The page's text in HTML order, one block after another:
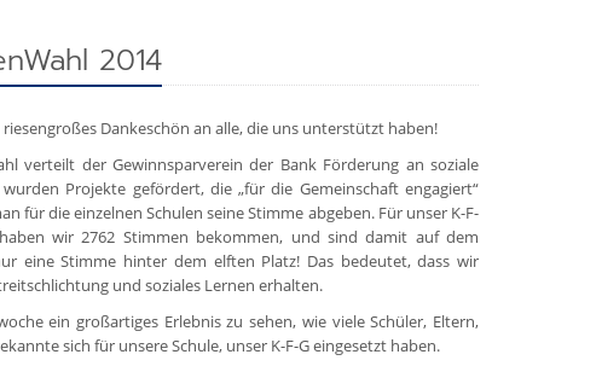
2014
Dankeschön an alle, die uns unterstützt haben!
verteilt der Gewinnsparverein der Bank Förderung an soziale
wurden Projekte gefördert, die „für die Gemeinschaft engagiert“
für die einzelnen Schulen seine Stimme abgeben. Für unser K-F-
wir 2762 Stimmen bekommen, und sind damit auf dem
eine Stimme hinter dem elften Platz! Das bedeutet, dass wir
und soziales Lernen erhalten.
ein großartiges Erlebnis zu sehen, wie viele Schüler, Eltern,
sich für unsere Schule, unser K-F-G eingesetzt haben.